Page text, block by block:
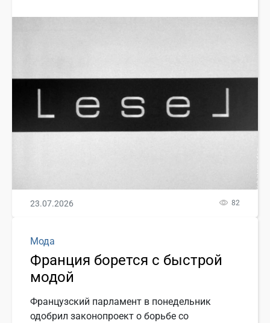
23.07.2026 82
Мода
Франция борется с быстрой
модой
Французский парламент в понедельник
одобрил законопроект о борьбе со